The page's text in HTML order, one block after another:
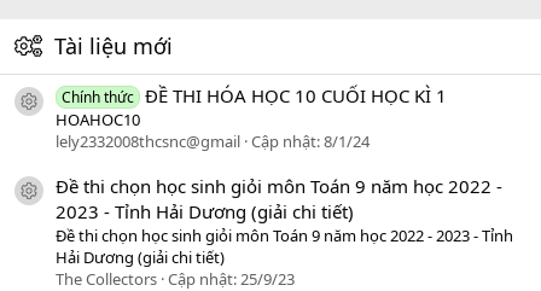
Tài liệu mới
icon tài liệu
Chính thức ĐỀ THI HÓA HỌC 10 CUỐI HỌC KÌ 1
HOAHOC10
lely2332008thcsnc@gmail Cập nhật:8/1/24
icon tài liệu
Đề thi chọn học sinh giỏi môn Toán 9 năm học 2022 -
2023 - Tỉnh Hải Dương (giải chi tiết)
Đề thi chọn học sinh giỏi môn Toán 9 năm học 2022 - 2023 - Tỉnh
Hải Dương (giải chi tiết)
The Collectors Cập nhật:25/9/23